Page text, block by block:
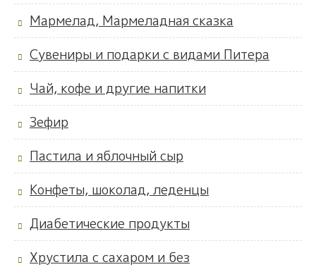
Мармелад, Мармеладная сказка
Сувениры и подарки с видами Питера
Чай, кофе и другие напитки
Зефир
Пастила и яблочный сыр
Конфеты, шоколад, леденцы
Диабетические продукты
Хрустила с сахаром и без